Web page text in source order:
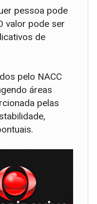
pessoa pode
valor pode ser
de
pelo NACC
áreas
pelas